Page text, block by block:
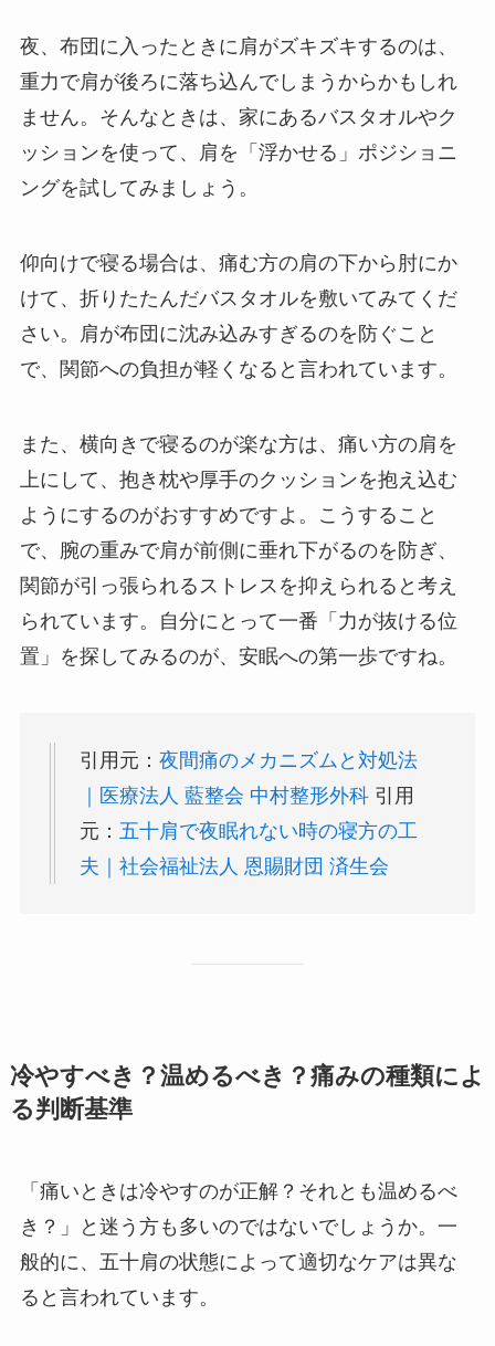
夜、布団に入ったときに肩がズキズキするのは、
重力で肩が後ろに落ち込んでしまうからかもしれ
ません。そんなときは、家にあるバスタオルやク
ッションを使って、肩を「浮かせる」ポジショニ
ングを試してみましょう。
仰向けで寝る場合は、痛む方の肩の下から肘にか
けて、折りたたんだバスタオルを敷いてみてくだ
さい。肩が布団に沈み込みすぎるのを防ぐこと
で、関節への負担が軽くなると言われています。
また、横向きで寝るのが楽な方は、痛い方の肩を
上にして、抱き枕や厚手のクッションを抱え込む
ようにするのがおすすめですよ。こうすること
で、腕の重みで肩が前側に垂れ下がるのを防ぎ、
関節が引っ張られるストレスを抑えられると考え
られています。自分にとって一番「力が抜ける位
置」を探してみるのが、安眠への第一歩ですね。
引用元： 夜間痛のメカニズムと対処法
｜医療法人 藍整会 中村整形外科引用
元： 五十肩で夜眠れない時の寝方の工
夫｜社会福祉法人 恩賜財団 済生会
冷やすべき？温めるべき？痛みの種類によ
る判断基準
「痛いときは冷やすのが正解？それとも温めるべ
き？」と迷う方も多いのではないでしょうか。一
般的に、五十肩の状態によって適切なケアは異な
ると言われています。